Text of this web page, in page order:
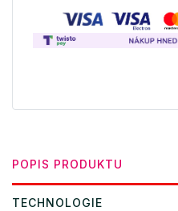
POPIS PRODUKTU
TECHNOLOGIE